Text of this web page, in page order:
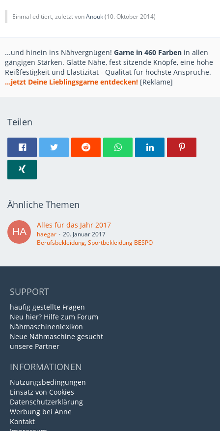
Einmal editiert, zuletzt vonAnouk(10. Oktober 2014)
...und hinein ins Nähvergnügen! Garne in 460 Farben in allen
gängigen Stärken. Glatte Nähe, fest sitzende Knöpfe, eine hohe
Reißfestigkeit und Elastizität - Qualität für höchste Ansprüche.
...jetzt Deine Lieblingsgarne entdecken! [Reklame]
Teilen
Ähnliche Themen
Alles für das Jahr 2017
haegar
20. Januar 2017
Berufsbekleidung, Sportbekleidung BESPO
SUPPORT
häufig gestellte Fragen
Neu hier? Hilfe zum Forum
Nähmaschinenlexikon
Neue Nähmaschine gesucht
unsere Partner
INFORMATIONEN
Nutzungsbedingungen
Einsatz von Cookies
Datenschutzerklärung
Werbung bei Anne
Kontakt